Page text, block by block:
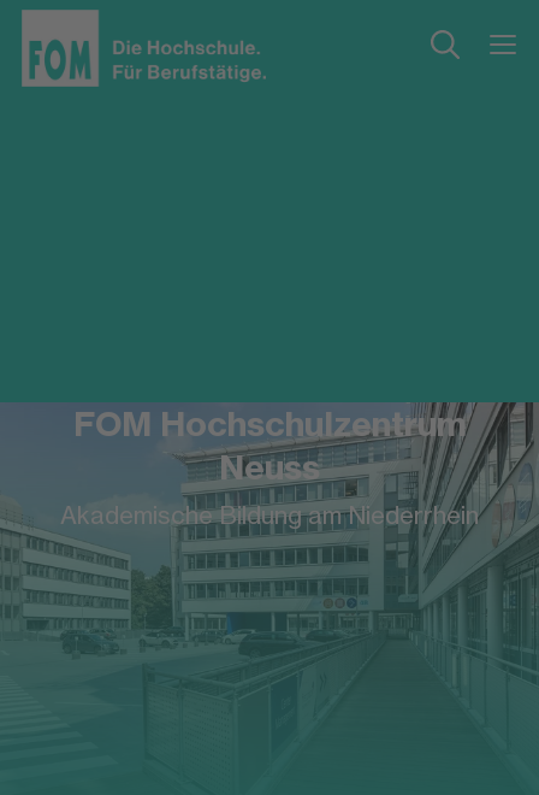
FOM Hochschulzentrum
Neuss
Akademische Bildung am Niederrhein